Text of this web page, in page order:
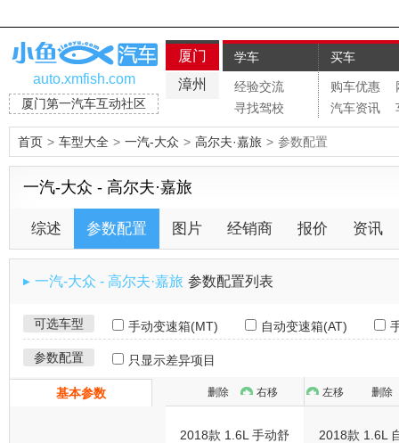
auto.xmfish.com
厦门第一汽车互动社区
厦门
漳州
学车
经验交流
寻找驾校
买车
购车优惠
汽车资讯
首页 > 车型大全 > 一汽-大众 > 高尔夫·嘉旅 > 参数配置
一汽-大众 - 高尔夫·嘉旅
综述 参数配置 图片 经销商 报价 资讯
▶ 一汽-大众 - 高尔夫·嘉旅 参数配置列表
可选车型 手动变速箱(MT) 自动变速箱(AT)
参数配置 只显示差异项目
基本参数 删除 右移 左移 删除
2018款 1.6L 手动舒
2018款 1.6L